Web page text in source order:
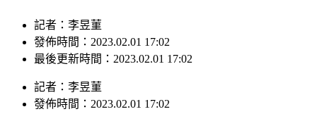
記者：李昱菫
發佈時間：2023.02.01 17:02
最後更新時間：2023.02.01 17:02
記者 ： 李昱菫
發佈時間： 2023.02.01 17:02